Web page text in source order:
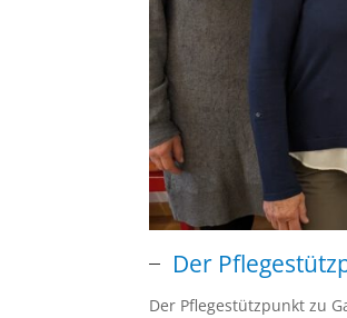
Der
Der Pflegestützpunkt zu